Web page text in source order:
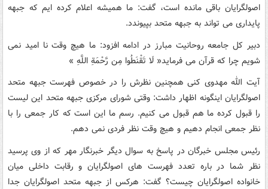
اصولگرایان باقی مانده است، گفت: ما همیشه اعلام کرده ایم که جبهه
پایداری می تواند به جبهه متحد بپیوندد.
دبیر کل جامعه روحانیت مبارز در ادامه افزود: ما هیچ وقت نا امید نمی
شویم چرا که قرآن می فرماید« لَا تَقْنَطُوا مِن رَّحْمَةِ اللَّهِ »
آیت الله مهدوی کنی همچنین نظرش را در خصوص فهرست جبهه متحد
اصولگرایان اینگونه اظهار داشت: وقتی شورای مرکزی جبهه متحد این لیست
را قبول کرده ما هم قبول می کنیم. رسم ما این است که کار جمعی را با
نظر جمعی انجام دهیم و هیچ وقت نظر فردی نمی دهم.
رئیس مجلس خبرگان در پاسخ به سوال دیگر خبرنگار مهر که از وی پرسید
نظر شما در باره تعدد فهرست های اصولگرایان و رقابت داخلی میان
خانواده اصولگرایان چیست؟ گفت: هرکس از جبهه متحد اصولگرایان جدا